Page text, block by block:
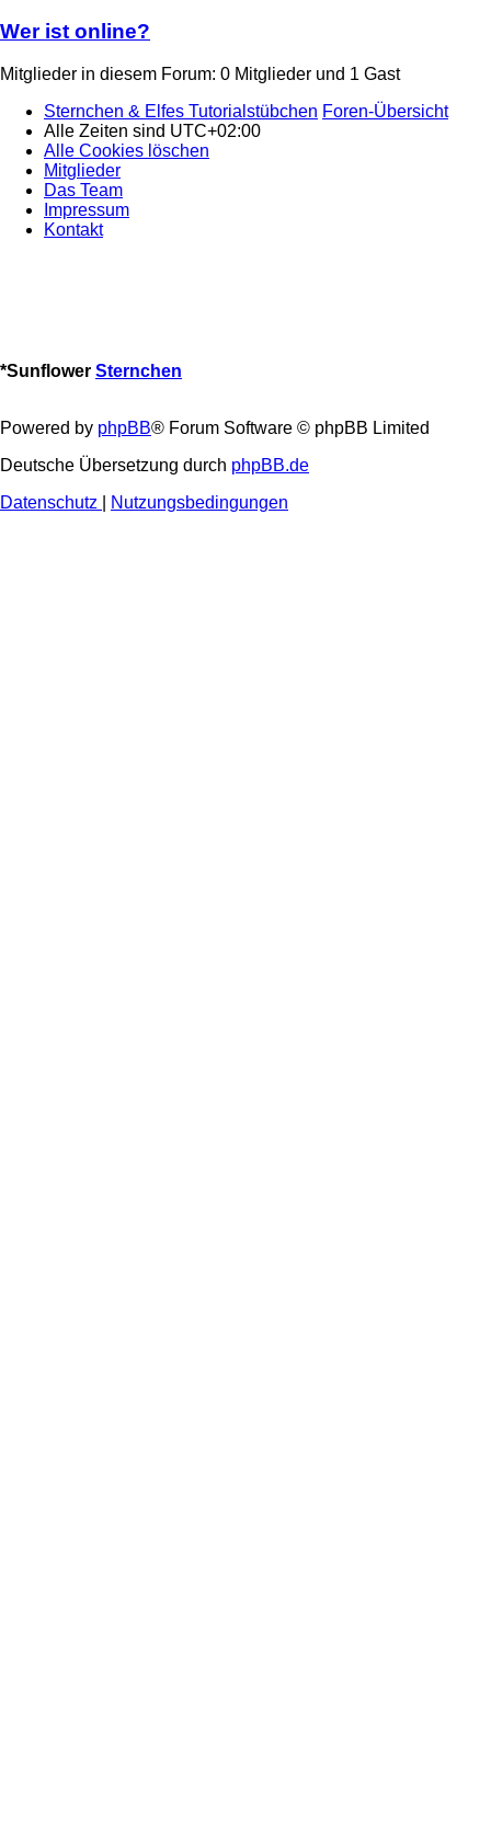
Wer ist online?
Mitglieder in diesem Forum: 0 Mitglieder und 1 Gast
Sternchen & Elfes Tutorialstübchen Foren-Übersicht
Alle Zeiten sind UTC+02:00
Alle Cookies löschen
Mitglieder
Das Team
Impressum
Kontakt
*Sunflower Sternchen
Powered by phpBB® Forum Software © phpBB Limited
Deutsche Übersetzung durch phpBB.de
Datenschutz
Nutzungsbedingungen